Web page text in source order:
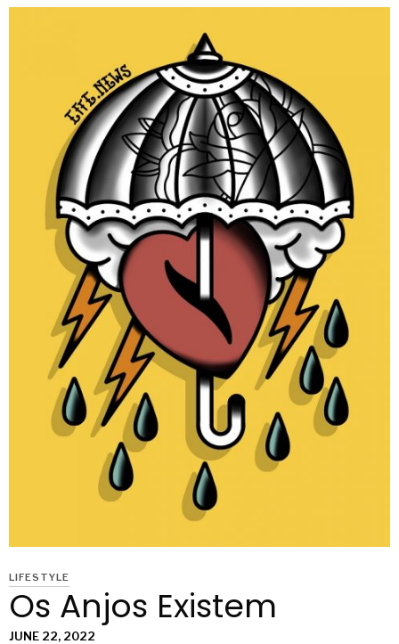
LIFESTYLE
Os Anjos Existem
JUNE 22, 2022